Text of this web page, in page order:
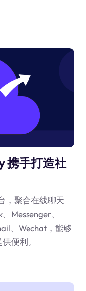
携手打造社
，聚合在线聊天
Messenger、
、Wechat，能够
便利。